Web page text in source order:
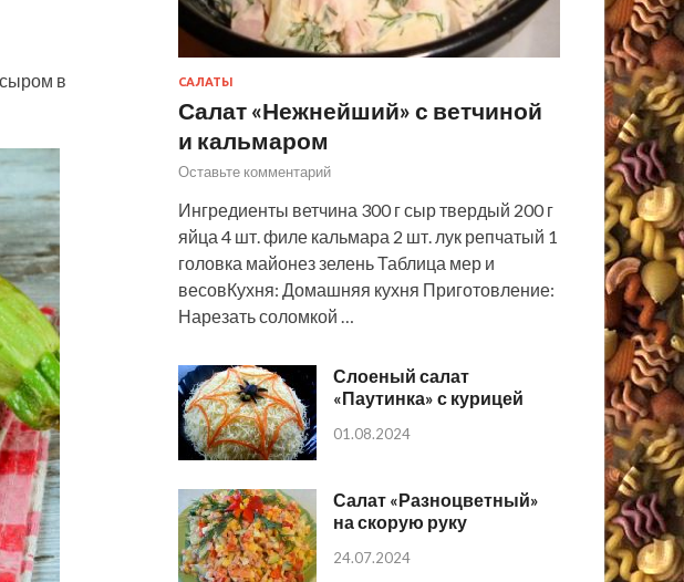
в
САЛАТЫ
Салат «Нежнейший» с ветчиной
и кальмаром
Оставьте комментарий
Ингредиенты ветчина 300 г сыр твердый 200 г
яйца 4 шт. филе кальмара 2 шт. лук репчатый 1
головка майонез зелень Таблица мер и
весовКухня: Домашняя кухня Приготовление:
Нарезать соломкой …
Слоеный салат
«Паутинка» с курицей
01.08.2024
Салат «Разноцветный»
на скорую руку
24.07.2024